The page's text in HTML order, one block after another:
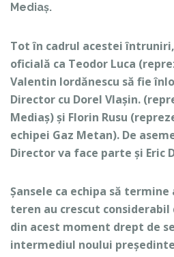
Mediaș.
Tot în cadrul acestei
oficială ca Teodor Luca
Valentin Iordănescu să fie
Director cu Dorel Vlașin.
Mediaș) și Florin Rusu
echipei Gaz Metan). De
Director va face parte și Eric
Șansele ca echipa să
teren au crescut considerabil
din acest moment drept de
intermediul noului